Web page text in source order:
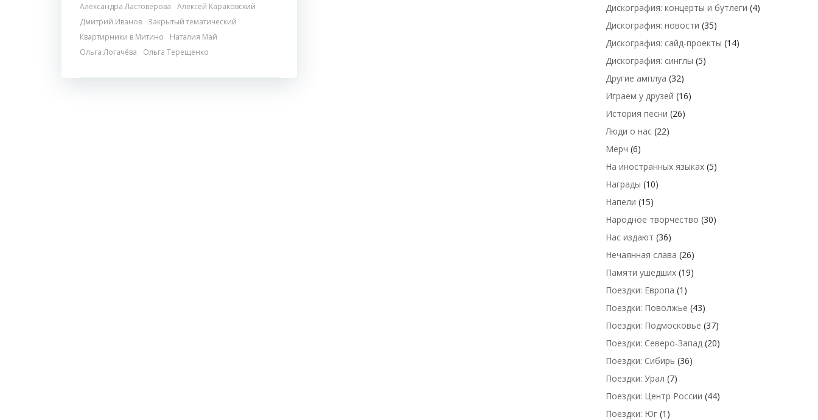
Александра Ластоверова
Алексей Караковский
Дмитрий Иванов
Закрытый тематический
Квартирники в Митино
Наталия Май
Ольга Логачёва
Ольга Терещенко
Дискография: концерты и бутлеги (4)
Дискография: новости (35)
Дискография: сайд-проекты (14)
Дискография: синглы (5)
Другие амплуа (32)
Играем у друзей (16)
История песни (26)
Люди о нас (22)
Мерч (6)
На иностранных языках (5)
Награды (10)
Напели (15)
Народное творчество (30)
Нас издают (36)
Нечаянная слава (26)
Памяти ушедших (19)
Поездки: Европа (1)
Поездки: Поволжье (43)
Поездки: Подмосковье (37)
Поездки: Северо-Запад (20)
Поездки: Сибирь (36)
Поездки: Урал (7)
Поездки: Центр России (44)
Поездки: Юг (1)